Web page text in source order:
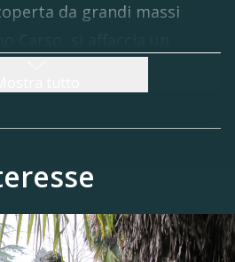
da grandi massi
costruzione, nel quale si
Narciso dello scultore
di cinta, al quale è stata
di pietra a nicchie, nelle